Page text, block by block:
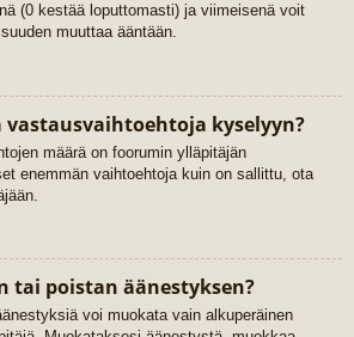
(0 kestää loputtomasti) ja viimeisenä voit
muuttaa ääntään.
vastausvaihtoehtoja kyselyyn?
määrä on foorumin ylläpitäjän
enemmän vaihtoehtoja kuin on sallittu, ota
tai poistan äänestyksen?
voi muokata vain alkuperäinen